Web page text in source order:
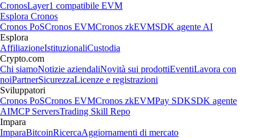
CronosLayer1 compatibile EVM
Esplora Cronos
Cronos PoSCronos EVMCronos zkEVMSDK agente AI
Esplora
AffiliazioneIstituzionaliCustodia
Crypto.com
Chi siamoNotizie aziendaliNovità sui prodottiEventiLavora con
noiPartnerSicurezzaLicenze e registrazioni
Sviluppatori
Cronos PoSCronos EVMCronos zkEVMPay SDKSDK agente
AIMCP ServersTrading Skill Repo
Impara
ImparaBitcoinRicercaAggiornamenti di mercato